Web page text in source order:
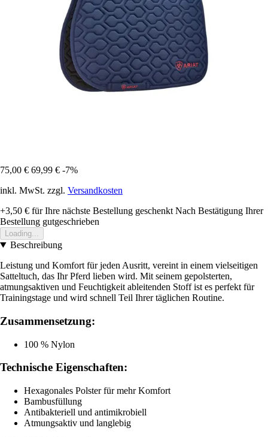
75,00 € 69,99 € -7%
inkl. MwSt. zzgl. Versandkosten
+3,50 € für Ihre nächste Bestellung geschenkt Nach Bestätigung Ihrer
Bestellung gutgeschrieben
Loading...
Beschreibung
Leistung und Komfort für jeden Ausritt, vereint in einem vielseitigen
Satteltuch, das Ihr Pferd lieben wird. Mit seinem gepolsterten,
atmungsaktiven und Feuchtigkeit ableitenden Stoff ist es perfekt für
Trainingstage und wird schnell Teil Ihrer täglichen Routine.
Zusammensetzung:
100 % Nylon
Technische Eigenschaften:
Hexagonales Polster für mehr Komfort
Bambusfüllung
Antibakteriell und antimikrobiell
Atmungsaktiv und langlebig